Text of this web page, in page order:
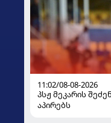
11:02/08-08-2026
პსჟ მეკარის
აპირებს